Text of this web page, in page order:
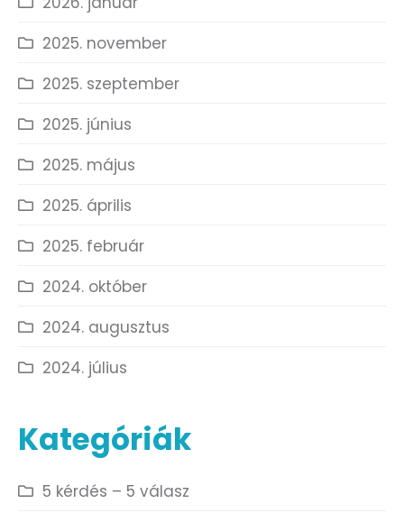
2025. november
2025. szeptember
2025. június
2025. május
2025. április
2025. február
2024. október
2024. augusztus
2024. július
Kategóriák
5 kérdés – 5 válasz